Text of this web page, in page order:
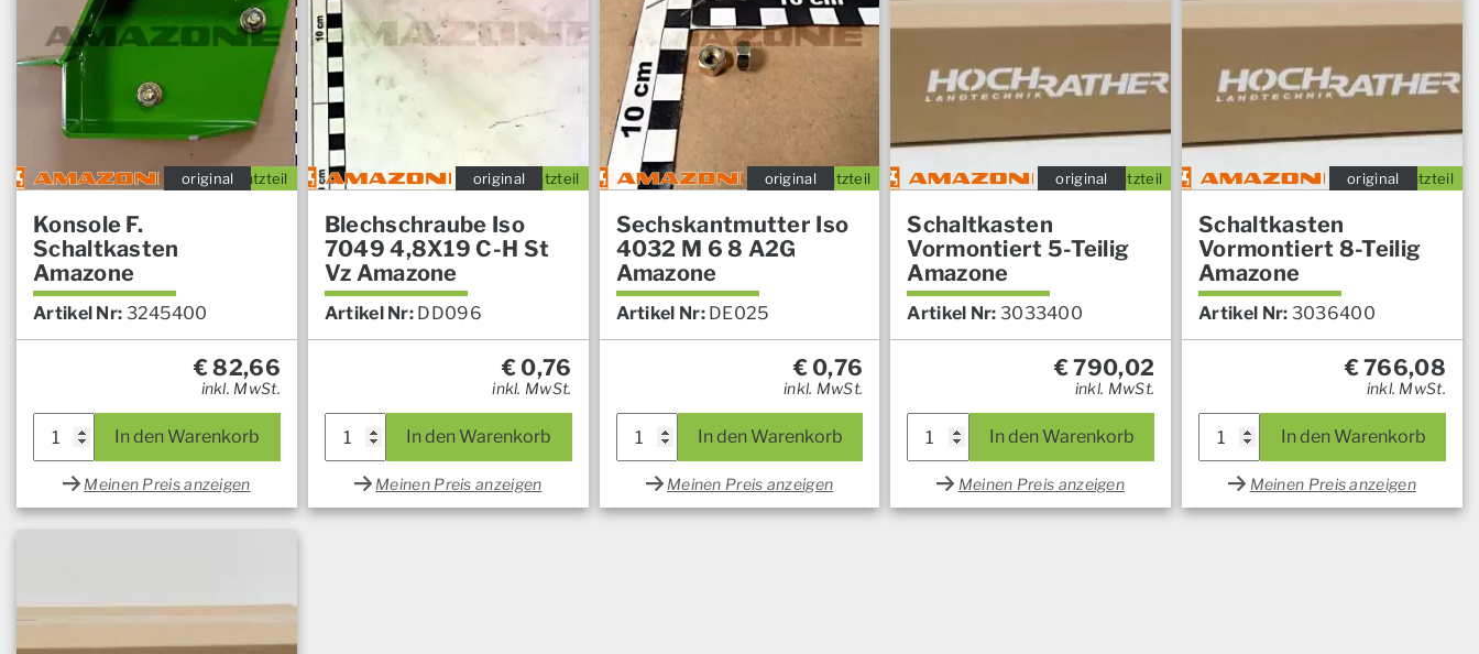
Ersatzteil
original
Konsole F.
Schaltkasten
Amazone
Artikel Nr: 3245400
€82,66
inkl. MwSt.
In den Warenkorb
Meinen Preis anzeigen
Ersatzteil
original
Blechschraube Iso
7049 4,8X19 C-H St
Vz Amazone
Artikel Nr: DD096
€ 0,76
inkl. MwSt.
In den Warenkorb
Meinen Preis anzeigen
Ersatzteil
original
Sechskantmutter Iso
4032 M 6 8 A2G
Amazone
Artikel Nr: DE025
€0,76
inkl. MwSt.
In den Warenkorb
Meinen Preis anzeigen
Ersatzteil
original
Schaltkasten
Vormontiert 5-Teilig
Amazone
Artikel Nr: 3033400
€790,02
inkl. MwSt.
In den Warenkorb
Meinen Preis anzeigen
Ersatzteil
original
Schaltkasten
Vormontiert 8-Teilig
Amazone
Artikel Nr: 3036400
€766,08
inkl. MwSt.
In den Warenkorb
Meinen Preis anzeigen